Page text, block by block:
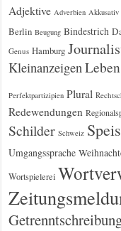
Adjektive Adverbien Akkusativ
Berlin Beugung Bindestrich
Genus Hamburg
Kleinanzeigen
Perfektpartizipien Plural
Redewendungen
Schilder Schweiz
Umgangssprache
Wortspielerei